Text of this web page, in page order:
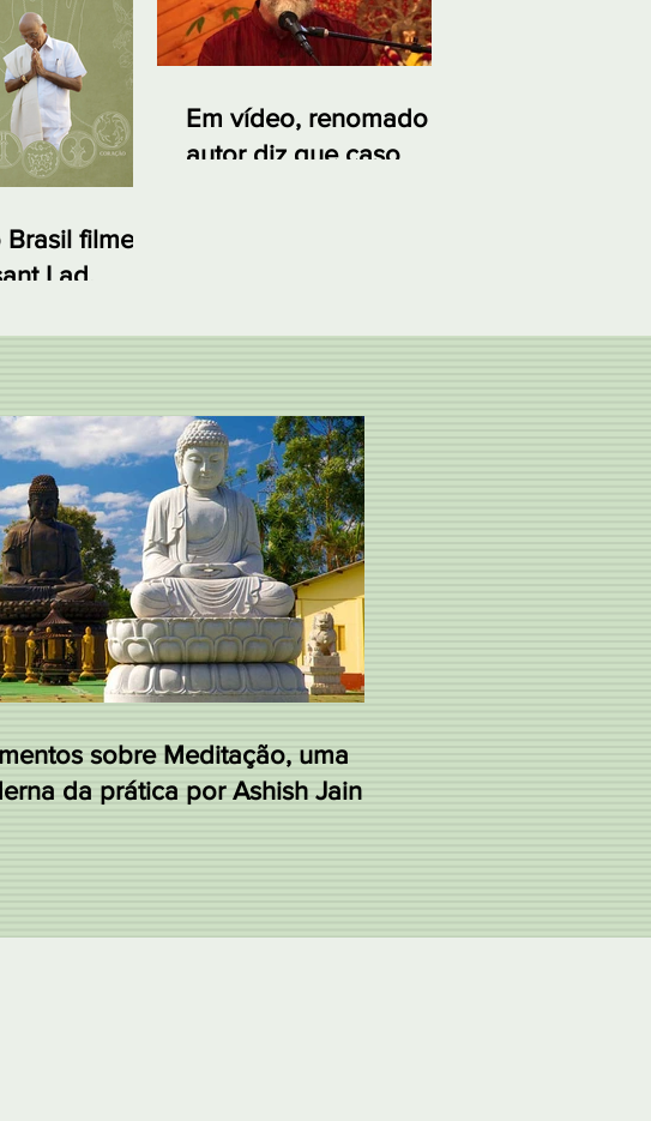
Brasil filme
Lad,
Em vídeo, renomado
autor diz que caso
sobre Meditação, uma
da prática por Ashish Jain